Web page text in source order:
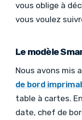
vous oblige à
vous voulez
Le modèle
Nous avons mis
de bord
table à cartes.
date, chef de